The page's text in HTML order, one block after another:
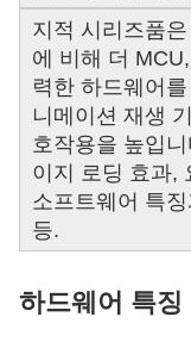
지적 시리즈품
에 비해 더
력한 하드웨어
니메이션 재생
호작용을 높입
이지 로딩 효과,
소프트웨어 특
등.
하드웨어 특징